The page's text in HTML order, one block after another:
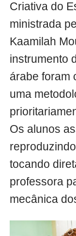
Criativa do
ministrada
Kaamilah
instrumento
árabe foram
uma
Os alunos
tocando
professora
mecânica